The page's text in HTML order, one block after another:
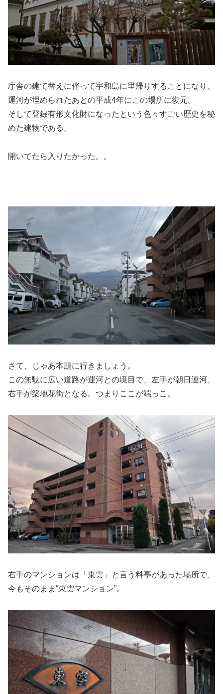
庁舎の建て替えに伴って宇和島に里帰りすることになり、
運河が埋められたあとの平成4年にこの場所に復元。
そして登録有形文化財になったという色々すごい歴史を秘
めた建物である。
開いてたら入りたかった。。
さて、じゃあ本題に行きましょう。
この無駄に広い道路が運河との境目で、左手が朝日運河、
右手が築地花街となる。つまりここが端っこ。
右手のマンションは「東雲」と言う料亭があった場所で、
今もそのまま“東雲マンション”。